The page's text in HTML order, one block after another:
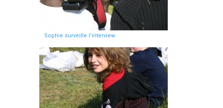
Sophie surveille l’interview